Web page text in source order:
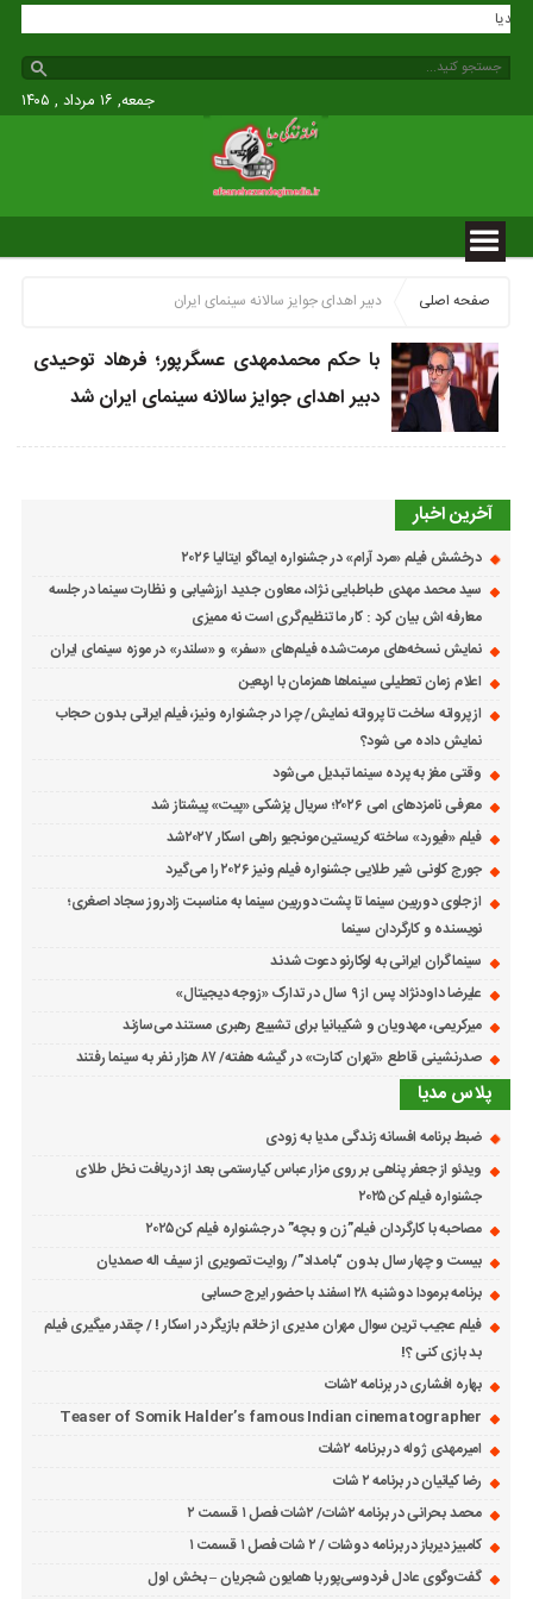
مدیا
جمعه, ۱۶ مرداد , ۱۴۰۵
صفحه اصلی دبیر اهدای جوایز سالانه سینمای ایران
با حکم محمدمهدی عسگرپور؛ فرهاد توحیدی
دبیر اهدای جوایز سالانه سینمای ایران شد
آخرین اخبار
درخشش فیلم «مرد آرام» در جشنواره ایماگو ایتالیا ۲۰۲۶
سید محمد مهدی طباطبایی نژاد، معاون جدید ارزشیابی و نظارت سینما در جلسه
معارفه اش بیان کرد : کار ما تنظیم‌گری است نه ممیزی
نمایش نسخه‌های مرمت‌شده فیلم‌های «سفر» و «سلندر» در موزه سینمای ایران
اعلام زمان تعطیلی سینماها همزمان با اربعین
از پروانه ساخت تا پروانه نمایش/ چرا در جشنواره ونیز، فیلم ایرانی بدون حجاب
نمایش داده می شود؟
وقتی مغز به پرده سینما تبدیل می‌شود
معرفی نامزدهای امی ۲۰۲۶؛ سریال پزشکی «پیت» پیشتاز شد
فیلم «فیورد» ساخته کریستین مونجیو راهی اسکار ۲۰۲۷شد
جورج کلونی شیر طلایی جشنواره فیلم ونیز ۲۰۲۶ را می‌گیرد
از جلوی دوربین سینما تا پشت دوربین سینما به مناسبت زادروز سجاد اصغری؛
نویسنده و کارگردان سینما
سینماگران ایرانی به لوکارنو دعوت شدند
علیرضا داودنژاد پس از ۹ سال در تدارک «زوجه دیجیتال»
میرکریمی، مهدویان و شکیبانیا برای تشییع رهبری مستند می‌سازند
صدرنشینی قاطع «تهران کنارت» در گیشه هفته/ ۸۷ هزار نفر به سینما رفتند
پلاس مدیا
ضبط برنامه افسانه زندگی مدیا به زودی
ویدئو از جعفر پناهی بر روی مزار عباس کیارستمی بعد از دریافت نخل طلای
جشنواره فیلم کن ۲۰۲۵
مصاحبه با کارگردان فیلم”زن و بچه” در جشنواره فیلم کن ۲۰۲۵
بیست و چهار سال بدون “بامداد”/ روایت تصویری از سیف اله صمدیان
برنامه برمودا دوشنبه ۲۸ اسفند با حضور ایرج حسابی
فیلم عجیب ترین سوال مهران مدیری از خانم بازیگر در اسکار ! / چقدر میگیری فیلم
بد بازی کنی ؟!
بهاره افشاری در برنامه ۲شات
Teaser of Somik Halder’s famous Indian cinematographer
امیرمهدی ژوله در برنامه ۲شات
رضا کیانیان در برنامه ۲ شات
محمد بحرانی در برنامه ۲شات/ ۲شات فصل ۱ قسمت ۲
کامبیز دیرباز در برنامه دوشات / ۲ شات فصل ۱ قسمت ۱
گفت‌وگوی عادل فردوسی‌پور با همایون شجریان – بخش اول